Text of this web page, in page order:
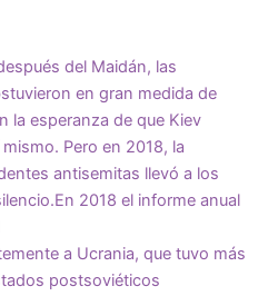
del Maidán, las
en gran medida de
la esperanza de que Kiev
Pero en 2018, la
antisemitas llevó a los
2018 el informe anual
a Ucrania, que tuvo más
postsoviéticos